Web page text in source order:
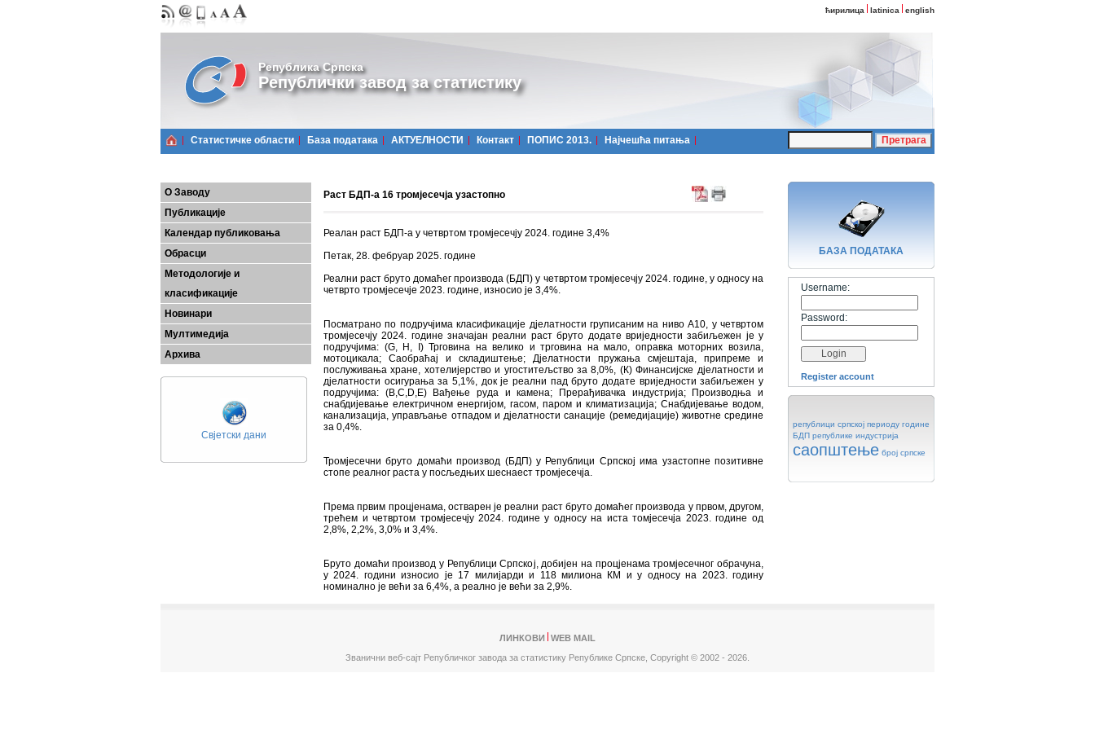
ћирилица latinica english
Република Српска
Републички завод за статистику
Статистичке области Базa података АКТУЕЛНОСТИ Контакт ПОПИС 2013. Најчешћa питања
О Заводу
Публикације
Календар публиковања
Обрасци
Методологије и
класификације
Новинари
Мултимедија
Архива
Свјетски дани
Раст БДП-а 16 тромјесечја узастопно
Реалан раст БДП-а у четвртом тромјесечју 2024. године 3,4%
Петак, 28. фебруар 2025. године
Реални раст бруто домаћег производа (БДП) у четвртом тромјесечју 2024. године, у односу на
четврто тромјесечје 2023. године, износио је 3,4%.
Посматрано по подручјима класификације дјелатности груписаним на ниво А10, у четвртом
тромјесечју 2024. године значајан реални раст бруто додате вриједности забиљежен је у
подручјима: (G, H, I) Трговина на велико и трговина на мало, оправка моторних возила,
мотоцикала; Саобраћај и складиштење; Дјелатности пружања смјештаја, припреме и
послуживања хране, хотелијерство и угоститељство за 8,0%, (К) Финансијске дјелатности и
дјелатности осигурања за 5,1%, док је реални пад бруто додате вриједности забиљежен у
подручјима: (B,C,D,E) Вађење руда и камена; Прерађивачка индустрија; Производња и
снабдијевање електричном енергијом, гасом, паром и климатизација; Снабдијевање водом,
канализација, управљање отпадом и дјелатности санације (ремедијације) животне средине
за 0,4%.
Тромјесечни бруто домаћи производ (БДП) у Републици Српској има узастопне позитивне
стопе реалног раста у посљедњих шеснаест тромјесечја.
Према првим процјенама, остварен је реални раст бруто домаћег производа у првом, другом,
трећем и четвртом тромјесечју 2024. године у односу на иста томјесечја 2023. године од
2,8%, 2,2%, 3,0% и 3,4%.
Бруто домаћи производ у Републици Српској, добијен на процјенама тромјесечног обрачуна,
у 2024. години износио је 17 милијарди и 118 милиона КМ и у односу на 2023. годину
номинално је већи за 6,4%, а реално је већи за 2,9%.
БАЗA ПОДАТАКА
Username:
Password:
Register account
републици српској периоду године
БДП републике индустрија
саопштење број српске
ЛИНКОВИ
WEB MAIL
Званични веб-сајт Републичког завода за статистику Републике Српске, Copyright © 2002 - 2026.